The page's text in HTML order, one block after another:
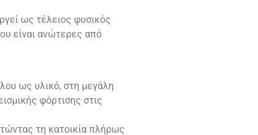
ως τέλειος φυσικός
είναι ανώτερες από
ως υλικό, στη μεγάλη
φόρτισης στις
τη κατοικία πλήρως